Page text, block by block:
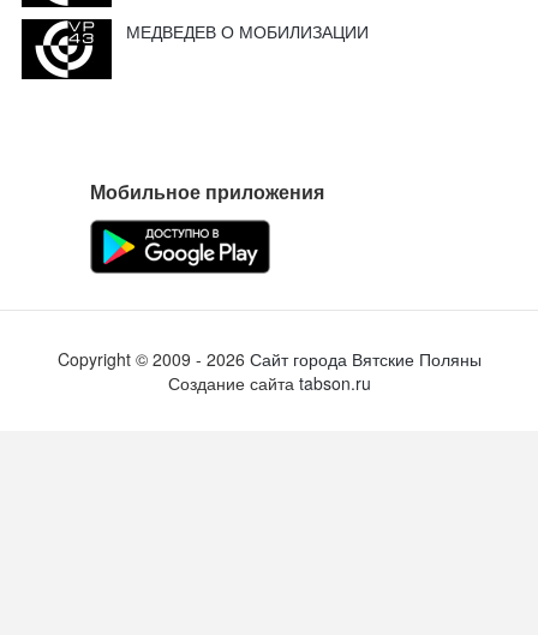
МЕДВЕДЕВ О МОБИЛИЗАЦИИ
Мобильное приложения
Copyright © 2009 - 2026 Сайт города Вятские Поляны
Создание сайта tabson.ru